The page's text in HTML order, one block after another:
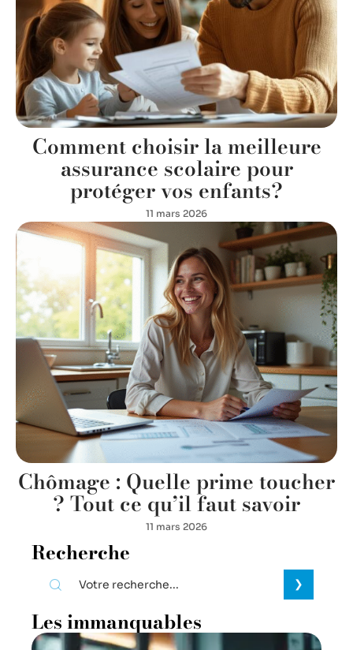
Comment choisir la meilleure
assurance scolaire pour
protéger vos enfants?
11 mars 2026
Chômage : Quelle prime toucher
? Tout ce qu’il faut savoir
11 mars 2026
Recherche
Les immanquables